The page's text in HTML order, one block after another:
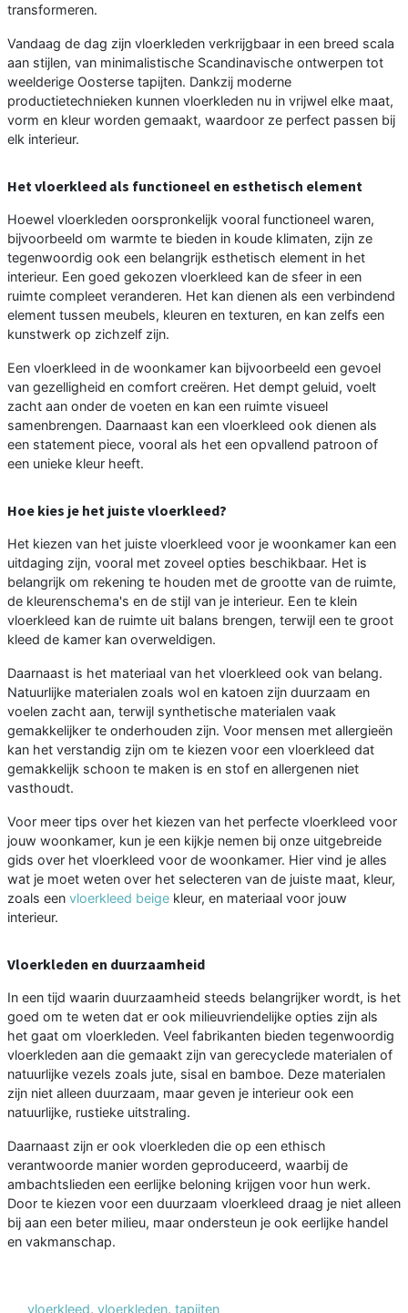
transformeren.
Vandaag de dag zijn vloerkleden verkrijgbaar in een breed scala
aan stijlen, van minimalistische Scandinavische ontwerpen tot
weelderige Oosterse tapijten. Dankzij moderne
productietechnieken kunnen vloerkleden nu in vrijwel elke maat,
vorm en kleur worden gemaakt, waardoor ze perfect passen bij
elk interieur.
Het vloerkleed als functioneel en esthetisch element
Hoewel vloerkleden oorspronkelijk vooral functioneel waren,
bijvoorbeeld om warmte te bieden in koude klimaten, zijn ze
tegenwoordig ook een belangrijk esthetisch element in het
interieur. Een goed gekozen vloerkleed kan de sfeer in een
ruimte compleet veranderen. Het kan dienen als een verbindend
element tussen meubels, kleuren en texturen, en kan zelfs een
kunstwerk op zichzelf zijn.
Een vloerkleed in de woonkamer kan bijvoorbeeld een gevoel
van gezelligheid en comfort creëren. Het dempt geluid, voelt
zacht aan onder de voeten en kan een ruimte visueel
samenbrengen. Daarnaast kan een vloerkleed ook dienen als
een statement piece, vooral als het een opvallend patroon of
een unieke kleur heeft.
Hoe kies je het juiste vloerkleed?
Het kiezen van het juiste vloerkleed voor je woonkamer kan een
uitdaging zijn, vooral met zoveel opties beschikbaar. Het is
belangrijk om rekening te houden met de grootte van de ruimte,
de kleurenschema's en de stijl van je interieur. Een te klein
vloerkleed kan de ruimte uit balans brengen, terwijl een te groot
kleed de kamer kan overweldigen.
Daarnaast is het materiaal van het vloerkleed ook van belang.
Natuurlijke materialen zoals wol en katoen zijn duurzaam en
voelen zacht aan, terwijl synthetische materialen vaak
gemakkelijker te onderhouden zijn. Voor mensen met allergieën
kan het verstandig zijn om te kiezen voor een vloerkleed dat
gemakkelijk schoon te maken is en stof en allergenen niet
vasthoudt.
Voor meer tips over het kiezen van het perfecte vloerkleed voor
jouw woonkamer, kun je een kijkje nemen bij onze uitgebreide
gids over het vloerkleed voor de woonkamer. Hier vind je alles
wat je moet weten over het selecteren van de juiste maat, kleur,
zoals een vloerkleed beige kleur, en materiaal voor jouw
interieur.
Vloerkleden en duurzaamheid
In een tijd waarin duurzaamheid steeds belangrijker wordt, is het
goed om te weten dat er ook milieuvriendelijke opties zijn als
het gaat om vloerkleden. Veel fabrikanten bieden tegenwoordig
vloerkleden aan die gemaakt zijn van gerecyclede materialen of
natuurlijke vezels zoals jute, sisal en bamboe. Deze materialen
zijn niet alleen duurzaam, maar geven je interieur ook een
natuurlijke, rustieke uitstraling.
Daarnaast zijn er ook vloerkleden die op een ethisch
verantwoorde manier worden geproduceerd, waarbij de
ambachtslieden een eerlijke beloning krijgen voor hun werk.
Door te kiezen voor een duurzaam vloerkleed draag je niet alleen
bij aan een beter milieu, maar ondersteun je ook eerlijke handel
en vakmanschap.
vloerkleed, vloerkleden, tapijten